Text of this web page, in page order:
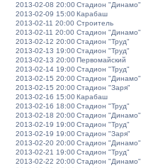
2013-02-08 20:00Стадион "Динамо"
2013-02-09 15:00Карабаш
2013-02-11 20:00 Строитель
2013-02-11 20:00 Стадион "Динамо"
2013-02-12 20:00Стадион "Труд"
2013-02-13 19:00Стадион "Труд"
2013-02-13 20:00Первомайский
2013-02-14 19:00Стадион "Труд"
2013-02-15 20:00Стадион "Динамо"
2013-02-15 20:00Стадион "Заря"
2013-02-16 15:00Карабаш
2013-02-16 18:00Стадион "Труд"
2013-02-18 20:00Стадион "Динамо"
2013-02-19 19:00Стадион "Труд"
2013-02-19 19:00Стадион "Заря"
2013-02-20 20:00Стадион "Динамо"
2013-02-21 19:00Стадион "Труд"
2013-02-22 20:00Стадион "Динамо"